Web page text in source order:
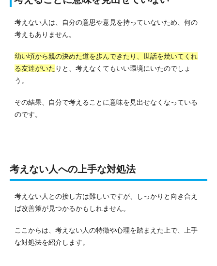
考えない人は、自分の意思や意見を持っていないため、何の
考えもありません。
幼い頃から親の決めた道を歩んできたり、世話を焼いてくれ
る友達がいた りと、考えなくてもいい環境にいたのでしょ
う。
その結果、自分で考えることに意味を見出せなくなっている
のです。
考えない人への上手な対処法
考えない人との接し方は難しいですが、しっかりと向き合え
ば改善策が見つかるかもしれません。
ここからは、考えない人の特徴や心理を踏まえた上で、上手
な対処法を紹介します。